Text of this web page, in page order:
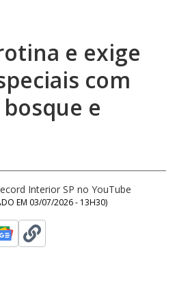
e exige
com
e
Interior SP no YouTube
EM 03/07/2026 - 13H30)